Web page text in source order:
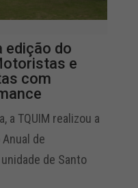
edição do
e
com
a TQUIM realizou a
de
de Santo